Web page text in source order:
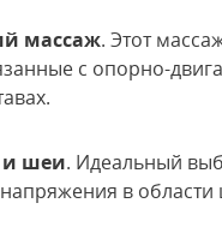
массаж. Этот
с опорно-
и шеи. Идеальный
в